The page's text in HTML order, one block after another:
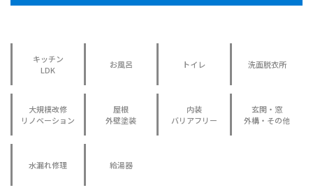
キッチン
LDK
お風呂 トイレ 洗面脱衣所
大規模改修
リノベーション
屋根
外壁塗装
内装
バリアフリー
玄関・窓
外構・その他
水漏れ修理 給湯器